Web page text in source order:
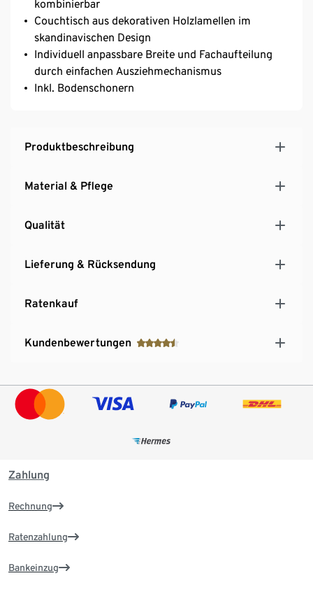
kombinierbar
Couchtisch aus dekorativen Holzlamellen im
skandinavischen Design
Individuell anpassbare Breite und Fachaufteilung
durch einfachen Ausziehmechanismus
Inkl. Bodenschonern
Produktbeschreibung
Material & Pflege
Qualität
Lieferung & Rücksendung
Ratenkauf
Kundenbewertungen
Zahlung
Rechnung
Ratenzahlung
Bankeinzug